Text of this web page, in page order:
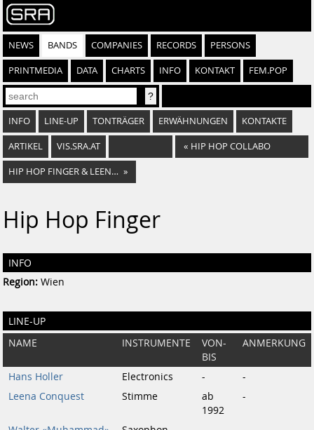
NEWS BANDS COMPANIES RECORDS PERSONS
PRINTMEDIA DATA CHARTS INFO KONTAKT FEM.POP
INFO LINE-UP TONTRÄGER ERWÄHNUNGEN KONTAKTE
ARTIKEL VIS.SRA.AT « HIP HOP COLLABO
HIP HOP FINGER & LEENA CONQUEST »
Hip Hop Finger
INFO
Region: Wien
LINE-UP
NAME INSTRUMENTE
VON-
BIS
ANMERKUNG
Hans Holler Electronics -
-
Leena Conquest
Stimme
ab
1992
-